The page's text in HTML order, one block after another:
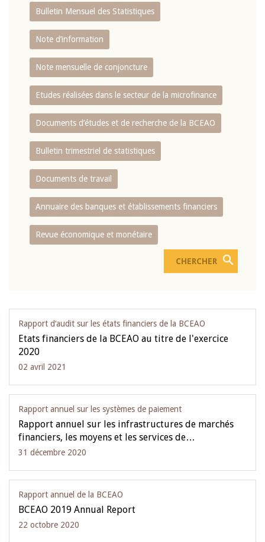
Bulletin Mensuel des Statistiques
Note d’information
Note mensuelle de conjoncture
Etudes réalisées dans le secteur de la microfinance
Documents d’études et de recherche de la BCEAO
Bulletin trimestriel de statistiques
Documents de travail
Annuaire des banques et établissements financiers
Revue économique et monétaire
Rapport d‘audit sur les états financiers de la BCEAO
Etats financiers de la BCEAO au titre de l'exercice
2020
02 avril 2021
Rapport annuel sur les systèmes de paiement
Rapport annuel sur les infrastructures de marchés
financiers, les moyens et les services de…
31 décembre 2020
Rapport annuel de la BCEAO
BCEAO 2019 Annual Report
22 octobre 2020